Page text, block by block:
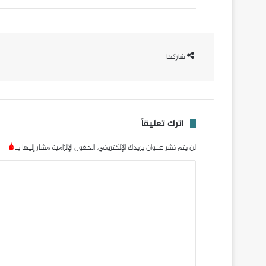
شاركها
اترك تعليقاً
لن يتم نشر عنوان بريدك الإلكتروني.الحقول الإلزامية مشار إليها بـ*